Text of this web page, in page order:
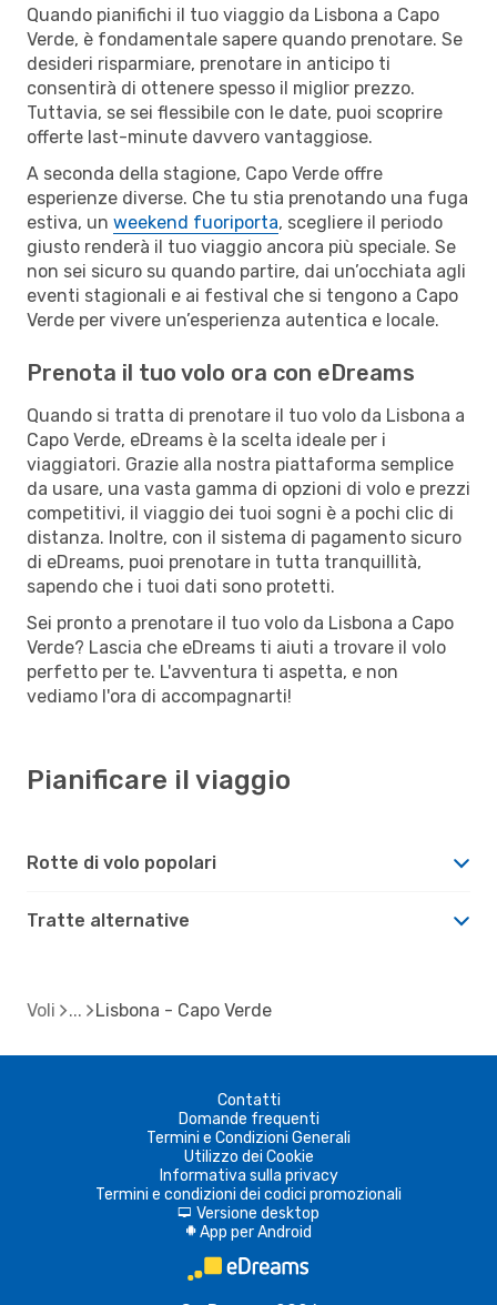
Quando pianifichi il tuo viaggio da Lisbona a Capo
Verde, è fondamentale sapere quando prenotare. Se
desideri risparmiare, prenotare in anticipo ti
consentirà di ottenere spesso il miglior prezzo.
Tuttavia, se sei flessibile con le date, puoi scoprire
offerte last-minute davvero vantaggiose.
A seconda della stagione, Capo Verde offre
esperienze diverse. Che tu stia prenotando una fuga
estiva, un weekend fuoriporta, scegliere il periodo
giusto renderà il tuo viaggio ancora più speciale. Se
non sei sicuro su quando partire, dai un’occhiata agli
eventi stagionali e ai festival che si tengono a Capo
Verde per vivere un’esperienza autentica e locale.
Prenota il tuo volo ora con eDreams
Quando si tratta di prenotare il tuo volo da Lisbona a
Capo Verde, eDreams è la scelta ideale per i
viaggiatori. Grazie alla nostra piattaforma semplice
da usare, una vasta gamma di opzioni di volo e prezzi
competitivi, il viaggio dei tuoi sogni è a pochi clic di
distanza. Inoltre, con il sistema di pagamento sicuro
di eDreams, puoi prenotare in tutta tranquillità,
sapendo che i tuoi dati sono protetti.
Sei pronto a prenotare il tuo volo da Lisbona a Capo
Verde? Lascia che eDreams ti aiuti a trovare il volo
perfetto per te. L'avventura ti aspetta, e non
vediamo l'ora di accompagnarti!
Pianificare il viaggio
Rotte di volo popolari
Tratte alternative
Voli Lisbona - Capo Verde
Contatti
Domande frequenti
Termini e Condizioni Generali
Utilizzo dei Cookie
Informativa sulla privacy
Termini e condizioni dei codici promozionali
d Versione desktop
A App per Android